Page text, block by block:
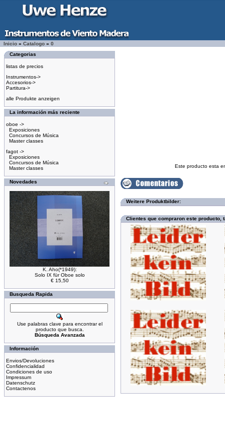
Inicio » Catalogo » 0
Categorias
listas de precios
Instrumentos->
Accesorios->
Partitura->
alle Produkte anzeigen
La información más reciente
oboe ->
Exposiciones
Concursos de Música
Master classes
fagot ->
Exposiciones
Concursos de Música
Master classes
Novedades
K. Aho(*1949):
Solo IX für Oboe solo
€ 15,50
Busqueda Rapida
Use palabras clave para encontrar el
producto que busca.
Búsqueda Avanzada
Información
Envios/Devoluciones
Confidencialidad
Condiciones de uso
Impressum
Datenschutz
Contactenos
Este producto esta
Weitere Produktbilder:
Clientes que compraron este producto,